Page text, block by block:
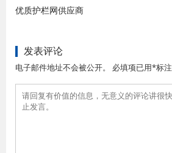
优质护栏网供应商
发表评论
电子邮件地址不会被公开。 必填项已用*标注